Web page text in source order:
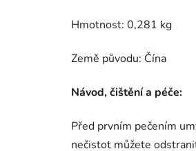
Hmotnost: 0,281 kg
Země původu: Čína
Návod, čištění a péče:
Před prvním pečením
nečistot můžete